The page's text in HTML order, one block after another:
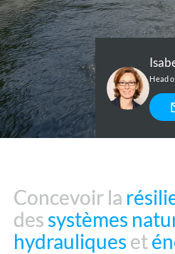
Head
Concevoir la
des systèmes
hydrauliques et
Concevoir la
des systèmes
hydrauliques et